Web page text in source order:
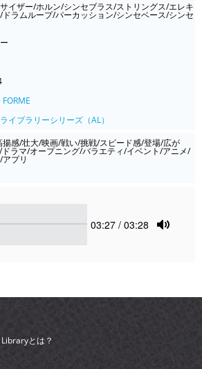
イザー/ホルン/シンセブラス/ストリングス/エレキ
ドラムループ/パーカッション/シンセベース/シンセ
ー
FORME
イブラリーシリーズ（AL）
揚感/壮大/映画/戦い/挑戦/スピード感/登場/広が
ラマ/オープニング/バラエティ/イベント/アニメ/
プリ
Current
03:27 / 03:28
とは？